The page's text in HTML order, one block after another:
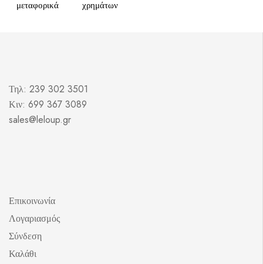
μεταφορικά
χρημάτων
Τηλ: 239 302 3501
Κιν: 699 367 3089
sales@leloup.gr
Επικοινωνία
Λογαριασμός
Σύνδεση
Καλάθι